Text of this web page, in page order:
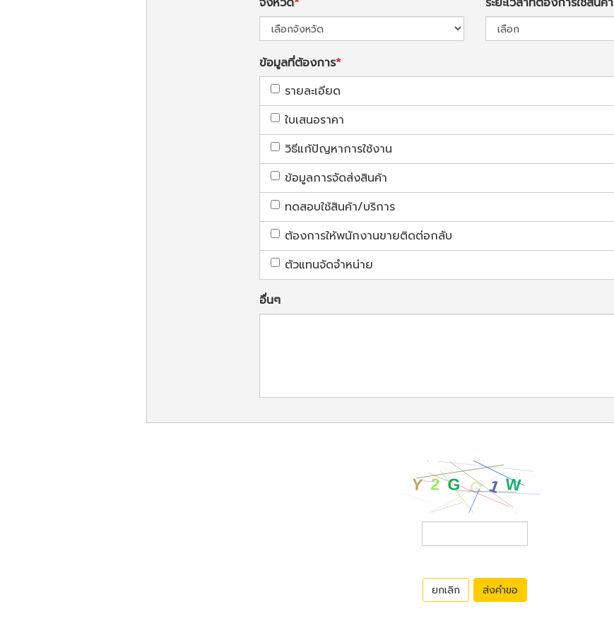
ข้อมูลที่ต้องการ
รายละเอียด
ใบเสนอราคา
วิธีแก้ปัญหาการใช้งาน
ข้อมูลการจัดส่งสินค้า
ทดสอบใช้สินค้า/บริการ
ต้องการให้พนักงานขายติดต่อกลับ
ตัวแทนจัดจำหน่าย
อื่นๆ
ยกเลิก ส่งคำขอ